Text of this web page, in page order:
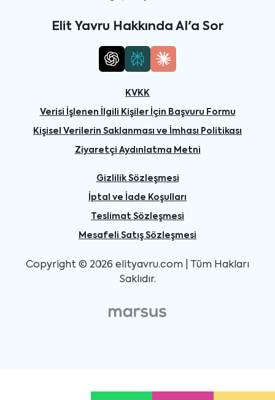
Elit Yavru Hakkında AI'a Sor
KVKK
Verisi İşlenen İlgili Kişiler İçin Başvuru Formu
Kişisel Verilerin Saklanması ve İmhası Politikası
Ziyaretçi Aydınlatma Metni
Gizlilik Sözleşmesi
İptal ve İade Koşulları
Teslimat Sözleşmesi
Mesafeli Satış Sözleşmesi
Copyright © 2026 elityavru.com | Tüm Hakları
Saklıdır.